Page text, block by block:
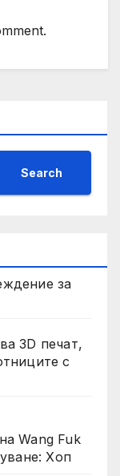
Search
за
3D печат,
с
Wang Fuk
Хоп